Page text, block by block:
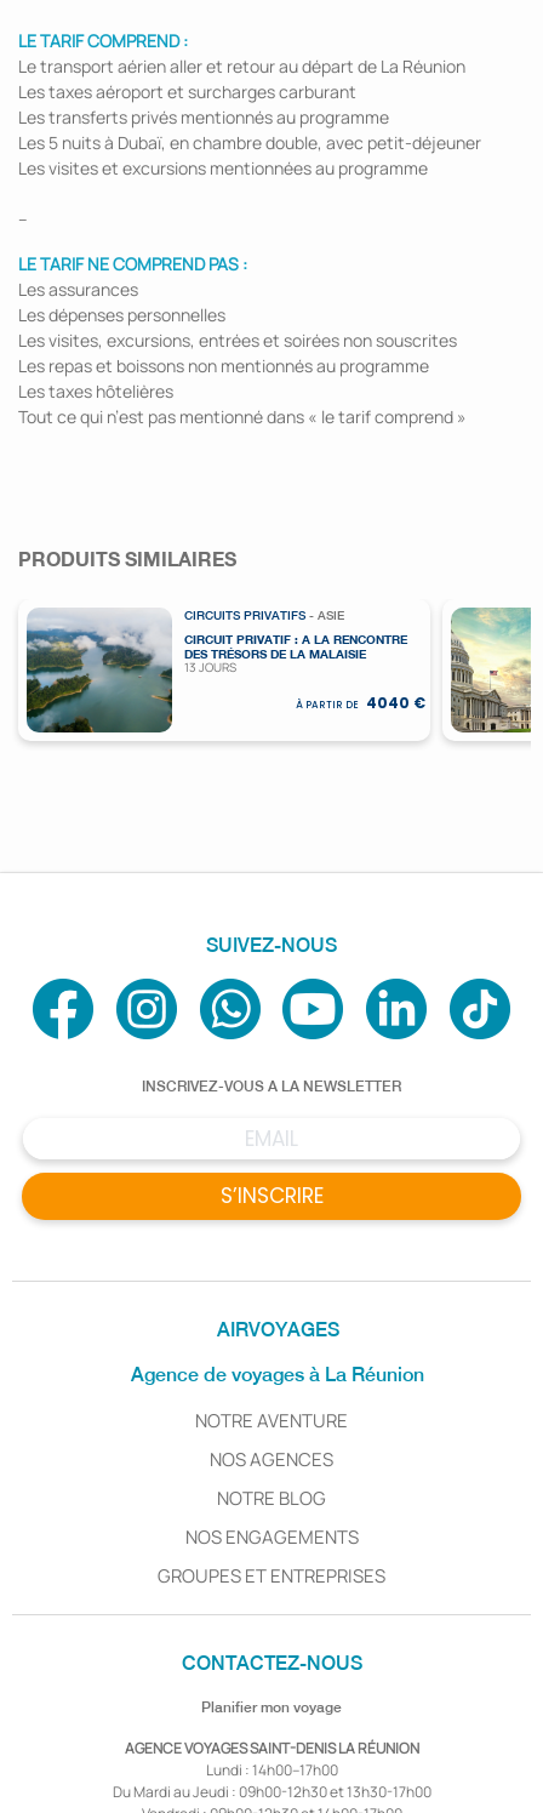
LE TARIF COMPREND :
Le transport aérien aller et retour au départ de La Réunion
Les taxes aéroport et surcharges carburant
Les transferts privés mentionnés au programme
Les 5 nuits à Dubaï, en chambre double, avec petit-déjeuner
Les visites et excursions mentionnées au programme
--
LE TARIF NE COMPREND PAS :
Les assurances
Les dépenses personnelles
Les visites, excursions, entrées et soirées non souscrites
Les repas et boissons non mentionnés au programme
Les taxes hôtelières
Tout ce qui n’est pas mentionné dans « le tarif comprend »
PRODUITS SIMILAIRES
CIRCUITS PRIVATIFS - ASIE
CIRCUIT PRIVATIF : A LA RENCONTRE
DES TRÉSORS DE LA MALAISIE
13 JOURS
À PARTIR DE 4040 €
AIRVOYAGES
Agence de voyages à La Réunion
NOTRE AVENTURE
NOS AGENCES
NOTRE BLOG
NOS ENGAGEMENTS
GROUPES ET ENTREPRISES
SUIVEZ-NOUS
INSCRIVEZ-VOUS A LA NEWSLETTER
S’INSCRIRE
CONTACTEZ-NOUS
Planifier mon voyage
AGENCE VOYAGES SAINT-DENIS LA RÉUNION
Lundi : 14h00–17h00
Du Mardi au Jeudi : 09h00-12h30 et 13h30-17h00